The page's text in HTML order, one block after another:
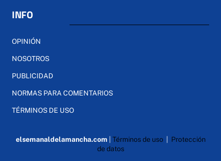
INFO
OPINIÓN
NOSOTROS
PUBLICIDAD
NORMAS PARA COMENTARIOS
TÉRMINOS DE USO
elsemanaldelamancha.com | Términos de uso| Protección
de datos